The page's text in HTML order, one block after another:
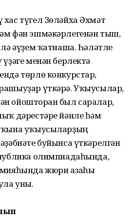
түгел Зөләйха Әхмәт
фән эшмәкәр­легенән тыш,
лә әүҙем ҡатнаша. Һәләтле
менән берлектә
төрлө конкурс­тар,
үткәрә. Уҡыусылар,
ойошторған был саралар,
дәрестәре йәнле һәм
уҡыусыларҙың
буйынса үткәрелгән
олим­пиа­даһында,
жюри ағзаһы
уны.
п